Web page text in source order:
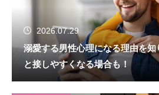
2026.07.29
溺愛する男性心理になる理由を知
と接しやすくなる場合も！